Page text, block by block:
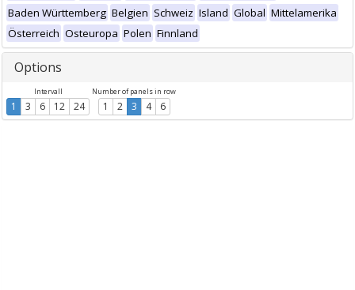
Baden Württemberg Belgien Schweiz Island Global Mittelamerika
Österreich Osteuropa Polen Finnland
Options
Intervall
1 3 6 12 24
Number of panels in row
1 2 3 4 6